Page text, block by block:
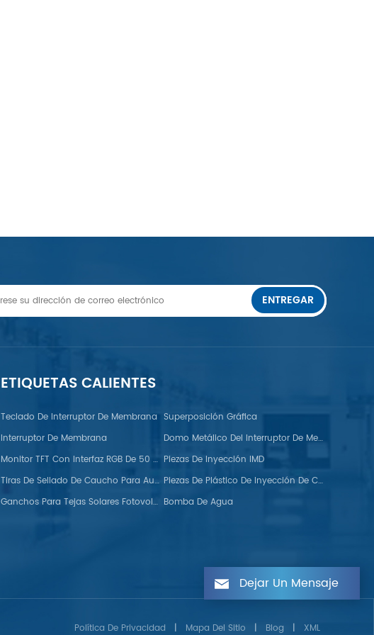
ENTREGAR
ETIQUETAS CALIENTES
Teclado De Interruptor De Membrana Superposición Gráfica
Interruptor De Membrana
Domo Metálico Del Interruptor De Membrana FPC
Monitor TFT Con Interfaz RGB De 50 Pines Piezas De Inyección IMD
Tiras De Sellado De Caucho Para Automoción
Piezas De Plástico De Inyección De Colores Dobles
Ganchos Para Tejas Solares Fotovoltaicas Bomba De Agua
Política De Privacidad | Mapa Del Sitio | Blog | XML
Dejar Un Mensaje